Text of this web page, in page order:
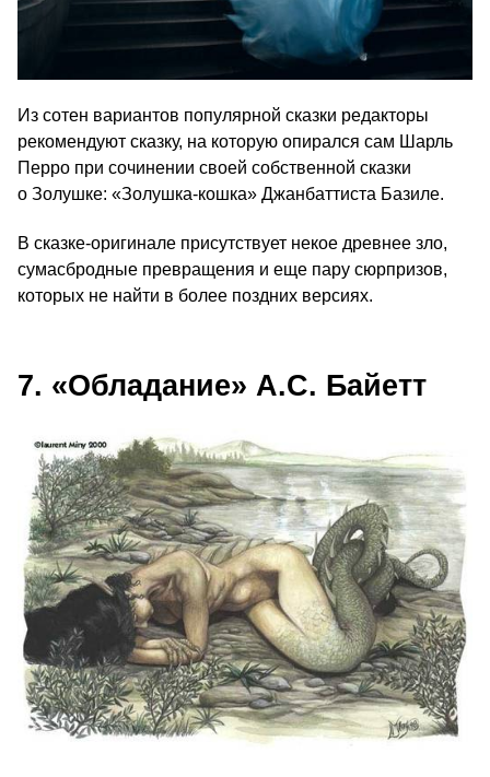
Из сотен вариантов популярной сказки редакторы
рекомендуют сказку, на которую опирался сам Шарль
Перро при сочинении своей собственной сказки
о Золушке: «Золушка-кошка» Джанбаттиста Базиле.
В сказке-оригинале присутствует некое древнее зло,
сумасбродные превращения и еще пару сюрпризов,
которых не найти в более поздних версиях.
7. «Обладание» А.С. Байетт